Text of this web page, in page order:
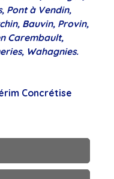
Pont à Vendin,
Bauvin, Provin,
Carembault,
Wahagnies.
Concrétise